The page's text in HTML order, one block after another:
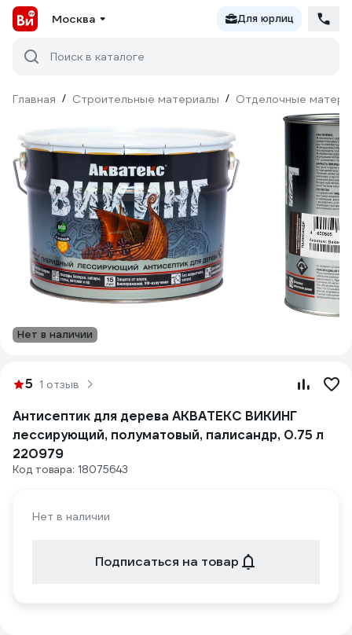
Москва Для юрлиц
Поиск в каталоге
Главная / Строительные материалы / Отделочные
Нет в наличии
5 1 отзыв
Антисептик для дерева АКВАТЕКС ВИКИНГ
лессирующий, полуматовый, палисандр, 0.75 л
220979
Код товара: 18075643
Нет в наличии
Подписаться на товар